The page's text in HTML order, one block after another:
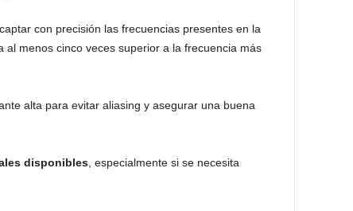
con precisión las frecuencias presentes en la
menos cinco veces superior a la frecuencia más
alta para evitar aliasing y asegurar una buena
disponibles, especialmente si se necesita